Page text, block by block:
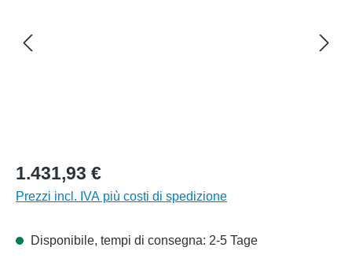
1.431,93 €
Prezzi incl. IVA più costi di spedizione
Disponibile, tempi di consegna: 2-5 Tage